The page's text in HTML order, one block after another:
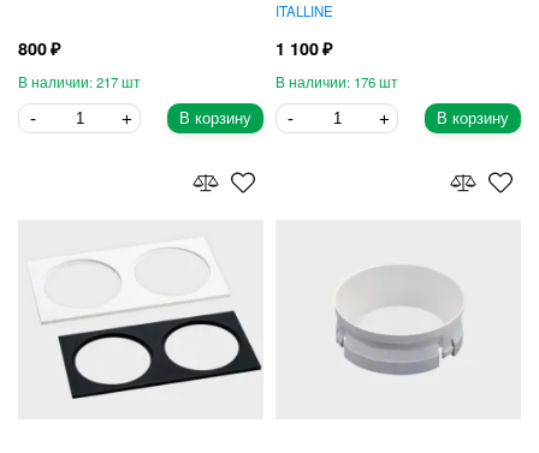
800
217
В корзину
ITALLINE
1 100
176
В корзину